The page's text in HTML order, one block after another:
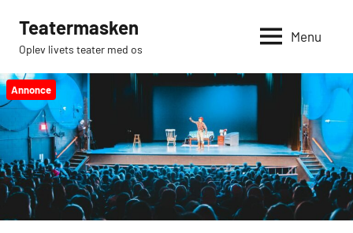
indhold
Teatermasken
Oplev livets teater med os
Menu
Annonce